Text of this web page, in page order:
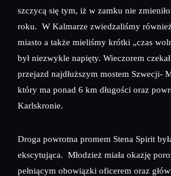
szczycą się tym, iż w zamku nie
roku. W Kalmarze zwiedzaliśmy
miasto a także mieliśmy krótki „czas
był niezwykle napięty. Wieczorem
przejazd najdłuższym mostem Szwecji-
który ma ponad 6 km długości oraz
Karlskronie.
Droga powrotna promem Stena Spirit
ekscytująca. Młodzież miała okazję
pełniącym obowiązki oficerem oraz